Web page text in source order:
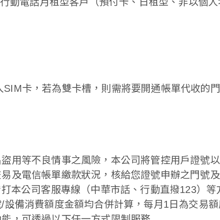
卡，若為雙卡槽，則需將要開通帳單代收的
用等不良情事之風險，本公司將管控用戶證號
及電信帳單繳款狀況，核給您證號申辦之門號
本公司客服專線（中華市話、行動直撥123）等
備消費額度金額均合併計算，每月1日為交易